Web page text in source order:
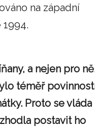
na západní
a nejen pro
téměř
Proto se vláda
postavit ho